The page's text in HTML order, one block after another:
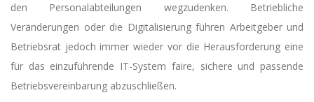
den Personalabteilungen wegzudenken. Betriebliche
Veränderungen oder die Digitalisierung führen Arbeitgeber und
Betriebsrat jedoch immer wieder vor die Herausforderung eine
für das einzuführende IT-System faire, sichere und passende
Betriebsvereinbarung abzuschließen.